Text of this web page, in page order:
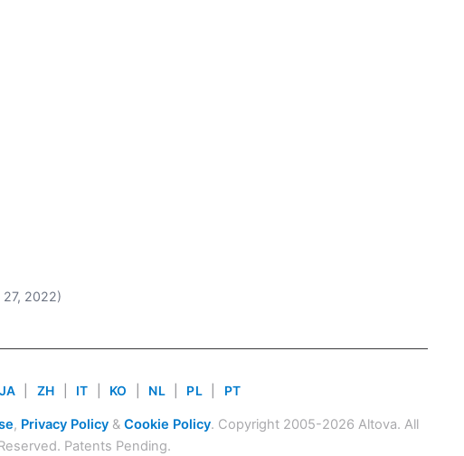
27, 2022)
JA ZH IT KO NL PL PT
, Privacy Policy& Cookie Policy. Copyright 2005-2026 Altova. All
Patents Pending.